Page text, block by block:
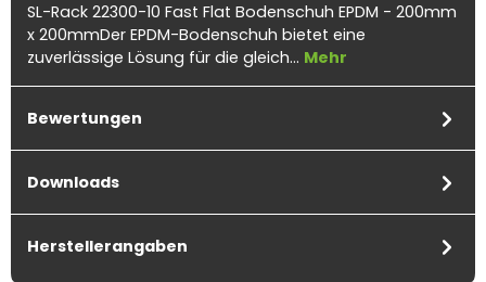
SL-Rack 22300-10 Fast Flat Bodenschuh EPDM - 200mm
x 200mmDer EPDM-Bodenschuh bietet eine
zuverlässige Lösung für die gleich… Mehr
Bewertungen
Downloads
Herstellerangaben